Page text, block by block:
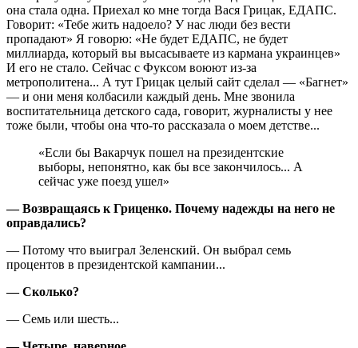
она стала одна. Приехал ко мне тогда Вася Грицак, ЕДАПС.
Говорит: «Тебе жить надоело? У нас люди без вести
пропадают» Я говорю: «Не будет ЕДАПС, не будет
миллиарда, который вы высасываете из кармана украинцев»
И его не стало. Сейчас с Фуксом воюют из-за
метрополитена... А тут Грицак целый сайт сделал — «Багнет»
— и они меня колбасили каждый день. Мне звонила
воспитательница детского сада, говорит, журналисты у нее
тоже были, чтобы она что-то рассказала о моем детстве...
«Если бы Вакарчук пошел на президентские
выборы, непонятно, как бы все закончилось... А
сейчас уже поезд ушел»
— Возвращаясь к Гриценко. Почему надежды на него не
оправдались?
— Потому что выиграл Зеленский. Он выбрал семь
процентов в президентской кампании...
— Сколько?
— Семь или шесть...